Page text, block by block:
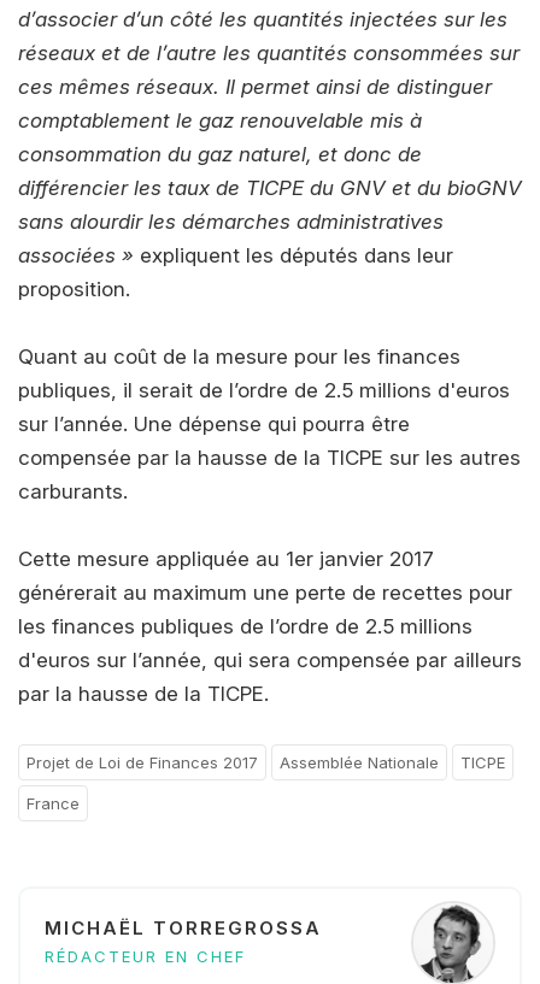
d’associer d’un côté les quantités injectées sur les
réseaux et de l’autre les quantités consommées sur
ces mêmes réseaux. Il permet ainsi de distinguer
comptablement le gaz renouvelable mis à
consommation du gaz naturel, et donc de
différencier les taux de TICPE du GNV et du bioGNV
sans alourdir les démarches administratives
associées » expliquent les députés dans leur
proposition.
Quant au coût de la mesure pour les finances
publiques, il serait de l’ordre de 2.5 millions d'euros
sur l’année. Une dépense qui pourra être
compensée par la hausse de la TICPE sur les autres
carburants.
Cette mesure appliquée au 1er janvier 2017
générerait au maximum une perte de recettes pour
les finances publiques de l’ordre de 2.5 millions
d'euros sur l’année, qui sera compensée par ailleurs
par la hausse de la TICPE.
Projet de Loi de Finances 2017 Assemblée Nationale TICPE
France
MICHAËL TORREGROSSA
RÉDACTEUR EN CHEF